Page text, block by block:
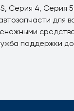
Серия 4, Серия
для
поддержки